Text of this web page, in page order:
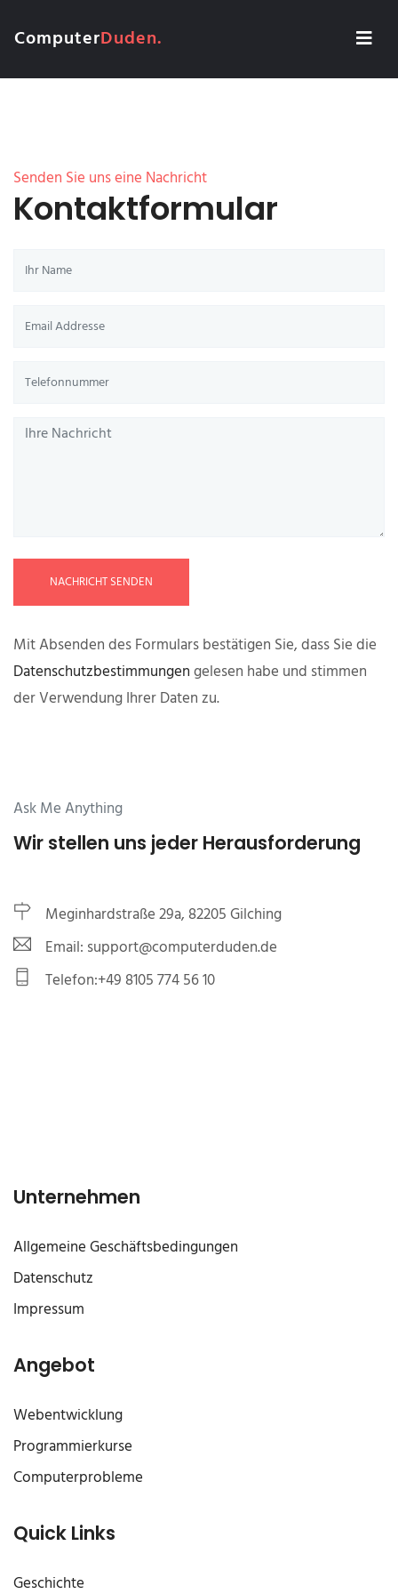
ComputerDuden.
Senden Sie uns eine Nachricht
Kontaktformular
NACHRICHT SENDEN
Mit Absenden des Formulars bestätigen Sie, dass Sie die
Datenschutzbestimmungengelesen habe und stimmen
der Verwendung Ihrer Daten zu.
Ask Me Anything
Wir stellen uns jeder Herausforderung
Meginhardstraße 29a, 82205 Gilching
Email: support@computerduden.de
Telefon:+49 8105 774 56 10
Unternehmen
Allgemeine Geschäftsbedingungen
Datenschutz
Impressum
Angebot
Webentwicklung
Programmierkurse
Computerprobleme
Quick Links
Geschichte